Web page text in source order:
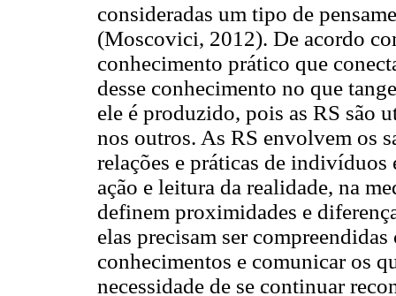
consideradas um tipo de
(Moscovici, 2012). De acordo
conhecimento prático que
desse conhecimento no que
ele é produzido, pois as RS são
nos outros. As RS envolvem os
relações e práticas de indivíduos
ação e leitura da realidade, na
definem proximidades e
elas precisam ser
conhecimentos e comunicar os
necessidade de se continuar